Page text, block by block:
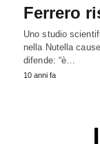
Ferrero
Uno studio
nella Nutella
difende: “è…
10 anni fa